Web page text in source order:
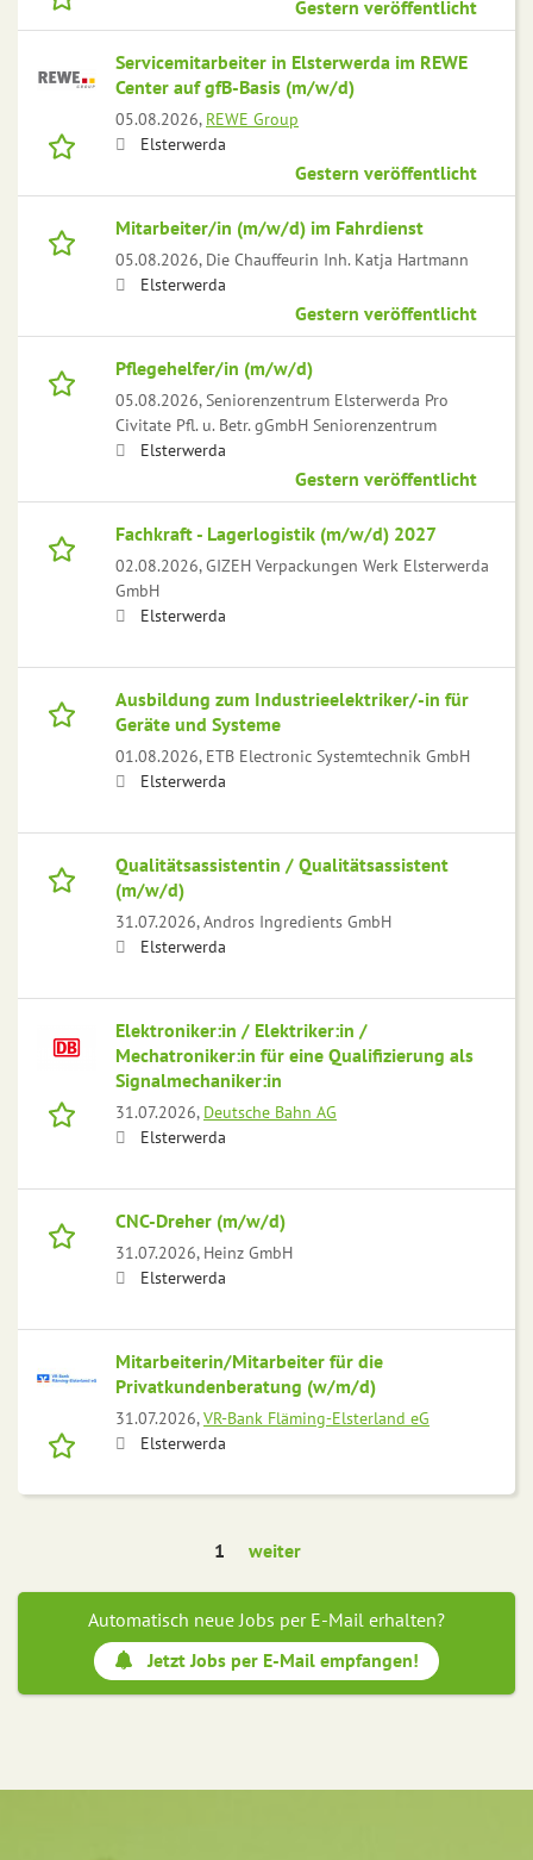
Gestern veröffentlicht
Servicemitarbeiter in Elsterwerda im REWE
Center auf gfB-Basis (m/w/d)
05.08.2026, REWE Group
Elsterwerda
Gestern veröffentlicht
Mitarbeiter/in (m/w/d) im Fahrdienst
05.08.2026, Die Chauffeurin Inh. Katja Hartmann
Elsterwerda
Gestern veröffentlicht
Pflegehelfer/in (m/w/d)
05.08.2026,Seniorenzentrum Elsterwerda Pro
Civitate Pfl. u. Betr. gGmbH Seniorenzentrum
Elsterwerda
Gestern veröffentlicht
Fachkraft - Lagerlogistik (m/w/d) 2027
02.08.2026,GIZEH Verpackungen Werk Elsterwerda
GmbH
Elsterwerda
Ausbildung zum Industrieelektriker/-in für
Geräte und Systeme
01.08.2026, ETB Electronic Systemtechnik GmbH
Elsterwerda
Qualitätsassistentin / Qualitätsassistent
(m/w/d)
31.07.2026,Andros Ingredients GmbH
Elsterwerda
Elektroniker:in / Elektriker:in /
Mechatroniker:in für eine Qualifizierung als
Signalmechaniker:in
31.07.2026, Deutsche Bahn AG
Elsterwerda
CNC-Dreher (m/w/d)
31.07.2026, Heinz GmbH
Elsterwerda
Mitarbeiterin/Mitarbeiter für die
Privatkundenberatung (w/m/d)
31.07.2026,VR-Bank Fläming-Elsterland eG
Elsterwerda
1 weiter
Automatisch neue Jobs per E-Mail erhalten?
Jetzt Jobs per E-Mail empfangen!